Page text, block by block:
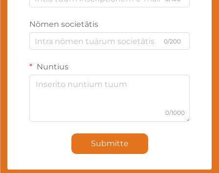
Nōmen societātis
0/200
Nuntius
0/1000
Submitte